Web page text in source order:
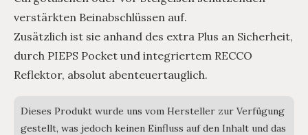
verstärkten Beinabschlüssen auf.
Zusätzlich ist sie anhand des extra Plus an Sicherheit,
durch PIEPS Pocket und integriertem RECCO
Reflektor, absolut abenteuertauglich.
Dieses Produkt wurde uns vom Hersteller zur Verfügung
gestellt, was jedoch keinen Einfluss auf den Inhalt und das